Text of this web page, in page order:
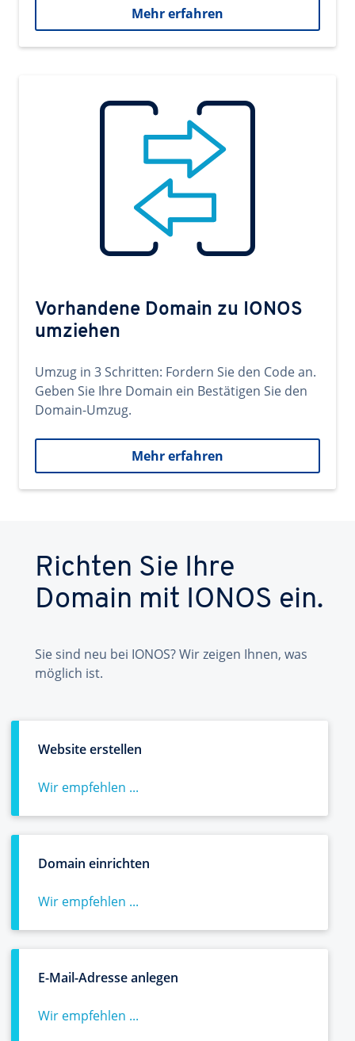
Mehr erfahren
Vorhandene Domain zu IONOS
umziehen
Umzug in 3 Schritten: Fordern Sie den Code an.
Geben Sie Ihre Domain ein Bestätigen Sie den
Domain-Umzug.
Mehr erfahren
Richten Sie Ihre
Domain mit IONOS ein.
Sie sind neu bei IONOS? Wir zeigen Ihnen, was
möglich ist.
Website erstellen
Wir empfehlen ...
Domain einrichten
Wir empfehlen ...
E-Mail-Adresse anlegen
Wir empfehlen ...